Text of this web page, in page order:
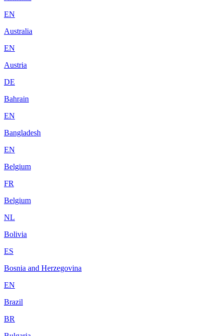
EN
Australia
EN
Austria
DE
Bahrain
EN
Bangladesh
EN
Belgium
FR
Belgium
NL
Bolivia
ES
Bosnia and Herzegovina
EN
Brazil
BR